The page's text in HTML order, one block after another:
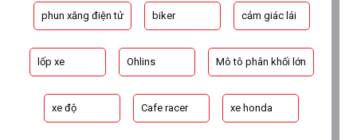
phun xăng điện tử biker cảm giác lái
lốp xe Ohlins Mô tô phân khối lớn
xe độ Cafe racer xe honda